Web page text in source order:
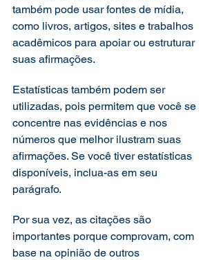
também pode usar fontes de mídia,
como livros, artigos, sites e trabalhos
acadêmicos para apoiar ou estruturar
suas afirmações.
Estatísticas também podem ser
utilizadas, pois permitem que você se
concentre nas evidências e nos
números que melhor ilustram suas
afirmações. Se você tiver estatísticas
disponíveis, inclua-as em seu
parágrafo.
Por sua vez, as citações são
importantes porque comprovam, com
base na opinião de outros